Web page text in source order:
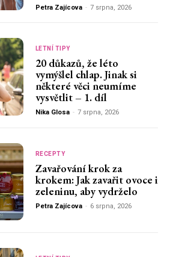
Petra Zajícova - 7 srpna, 2026
LETNÍ TIPY
20 důkazů, že léto
vymýšlel chlap. Jinak si
některé věci neumíme
vysvětlit – 1. díl
Nika Glosa - 7 srpna, 2026
RECEPTY
Zavařování krok za
krokem: Jak zavařit ovoce i
zeleninu, aby vydrželo
Petra Zajícova - 6 srpna, 2026